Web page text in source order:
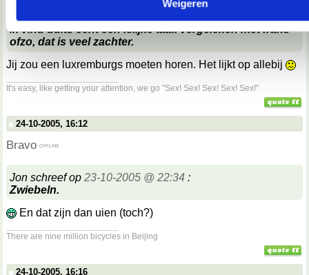
Weigeren
Hanneke schreef op
ik vind duits echt een lelijke taal. vergeleken met frans
ofzo, dat is veel zachter.
Jij zou een luxremburgs moeten horen. Het lijkt op allebij
It's easy, like getting your attention, we go "Sex! Sex! Sex! Sex! Sex!"
24-10-2005, 16:12
Bravo
Jon schreef op 23-10-2005 @ 22:34 :
Zwiebeln.
En dat zijn dan uien (toch?)
There are nine million bicycles in Beijing
24-10-2005, 16:16